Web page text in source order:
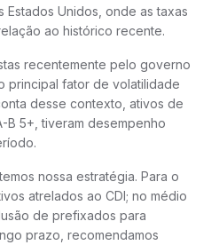
Unidos, onde as taxas
ao histórico recente.
recentemente pelo governo
principal fator de volatilidade
desse contexto, ativos de
B 5+, tiveram desempenho
nossa estratégia. Para o
atrelados ao CDI; no médio
de prefixados para
prazo, recomendamos